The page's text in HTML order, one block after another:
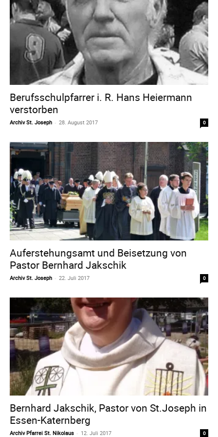
Berufsschulpfarrer i. R. Hans Heiermann
verstorben
Archiv St. Joseph - 28. August 2017 0
Auferstehungsamt und Beisetzung von
Pastor Bernhard Jakschik
Archiv St. Joseph - 22. Juli 2017 0
Bernhard Jakschik, Pastor von St.Joseph in
Essen-Katernberg
Archiv Pfarrei St. Nikolaus - 12. Juli 2017 0